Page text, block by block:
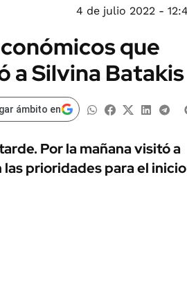
MÉXICO
MUNDO
INFORMACIÓN
LIFESTYLE
AUTOS
4 de julio 2022 -
que
a Silvina Batakis
ámbito en
Por la mañana visitó a
prioridades para el inicio